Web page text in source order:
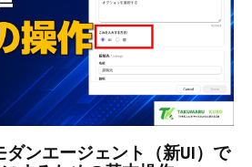
ダンエージェント（新UI）で